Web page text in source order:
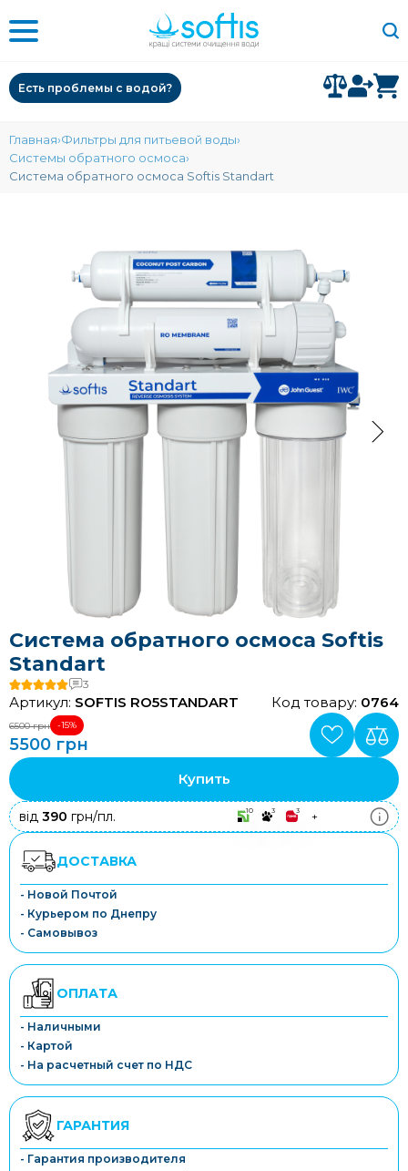
Есть проблемы с водой?
Главная Фильтры для питьевой воды
Системы обратного осмоса
Система обратного осмоса Softis Standart
Система обратного осмоса Softis
Standart
3
Артикул: SOFTIS RO5STANDART Код товару: 0764
6500 грн -15%
5500 грн
Купить
від 390 грн/пл. 10 3 3 +
ДОСТАВКА
- Новой Почтой
- Курьером по Днепру
- Самовывоз
ОПЛАТА
- Наличными
- Картой
- На расчетный счет по НДС
ГАРАНТИЯ
- Гарантия производителя